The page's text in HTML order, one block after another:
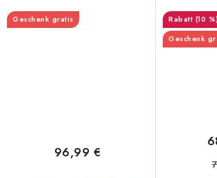
Geschenk gratis
96,99 €
(10 %)
Geschenk